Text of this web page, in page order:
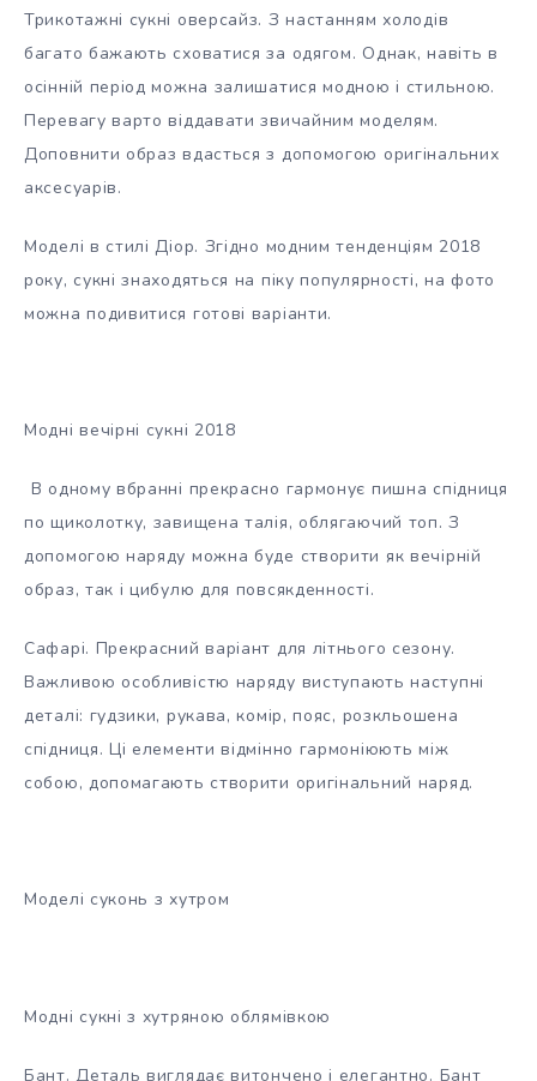
Трикотажні сукні оверсайз. З настанням холодів
багато бажають сховатися за одягом. Однак, навіть в
осінній період можна залишатися модною і стильною.
Перевагу варто віддавати звичайним моделям.
Доповнити образ вдасться з допомогою оригінальних
аксесуарів.
Моделі в стилі Діор. Згідно модним тенденціям 2018
року, сукні знаходяться на піку популярності, на фото
можна подивитися готові варіанти.
Модні вечірні сукні 2018
В одному вбранні прекрасно гармонує пишна спідниця
по щиколотку, завищена талія, облягаючий топ. З
допомогою наряду можна буде створити як вечірній
образ, так і цибулю для повсякденності.
Сафарі. Прекрасний варіант для літнього сезону.
Важливою особливістю наряду виступають наступні
деталі: гудзики, рукава, комір, пояс, розкльошена
спідниця. Ці елементи відмінно гармоніюють між
собою, допомагають створити оригінальний наряд.
Моделі суконь з хутром
Модні сукні з хутряною облямівкою
Бант. Деталь виглядає витончено і елегантно. Бант